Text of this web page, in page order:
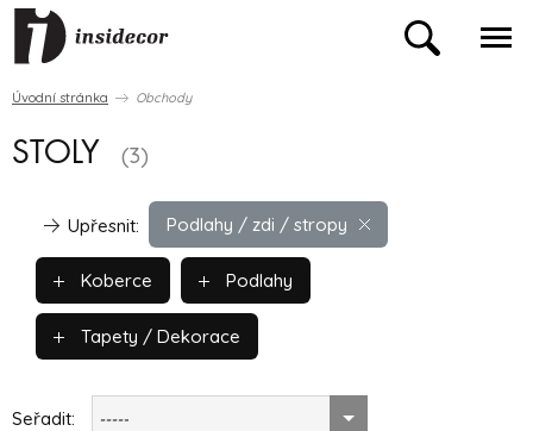
Úvodní stránka Obchody
STOLY (3)
Podlahy / zdi / stropy
Upřesnit:
Koberce Podlahy
Tapety / Dekorace
Seřadit: -----